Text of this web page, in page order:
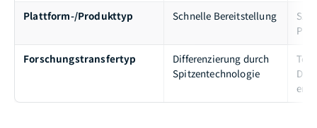
Plattform-/Produkttyp
Schnelle Bereitstellung
Forschungstransfertyp
Differenzierung durch
Spitzentechnologie